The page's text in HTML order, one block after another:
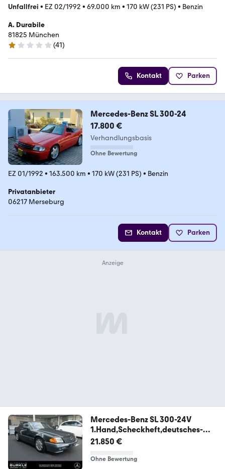
Unfallfrei • EZ 02/1992 • 69.000 km • 170 kW (231 PS) • Benzin
A. Durabile
81825 München
1 Stern
(41)
Kontakt Parken
Mercedes-Benz SL 300-24
17.800 €
Verhandlungsbasis
Ohne Bewertung
EZ 01/1992 • 163.500 km • 170 kW (231 PS) • Benzin
Privatanbieter
06217 Merseburg
Kontakt Parken
Mercedes-Benz SL 300-24V
1.Hand,Scheckheft,deutsches-
Fahrzeug!
21.850 €
Ohne Bewertung